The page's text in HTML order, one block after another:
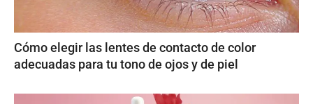
Cómo elegir las lentes de contacto de color
adecuadas para tu tono de ojos y de piel